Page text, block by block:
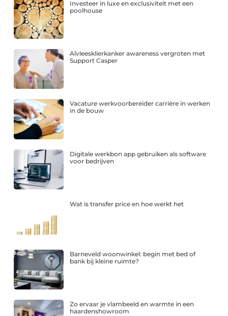
Investeer in luxe en exclusiviteit met een
poolhouse
Alvleesklierkanker awareness vergroten met
Support Casper
Vacature werkvoorbereider carrière in werken
in de bouw
Digitale werkbon app gebruiken als software
voor bedrijven
Wat is transfer price en hoe werkt het
Barneveld woonwinkel: begin met bed of
bank bij kleine ruimte?
Zo ervaar je vlambeeld en warmte in een
haardenshowroom